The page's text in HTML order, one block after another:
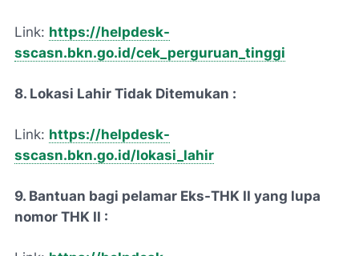
Link: https://helpdesk-
sscasn.bkn.go.id/cek_perguruan_tinggi
8. Lokasi Lahir Tidak Ditemukan :
Link: https://helpdesk-
sscasn.bkn.go.id/lokasi_lahir
9. Bantuan bagi pelamar Eks-THK II yang lupa
nomor THK II :